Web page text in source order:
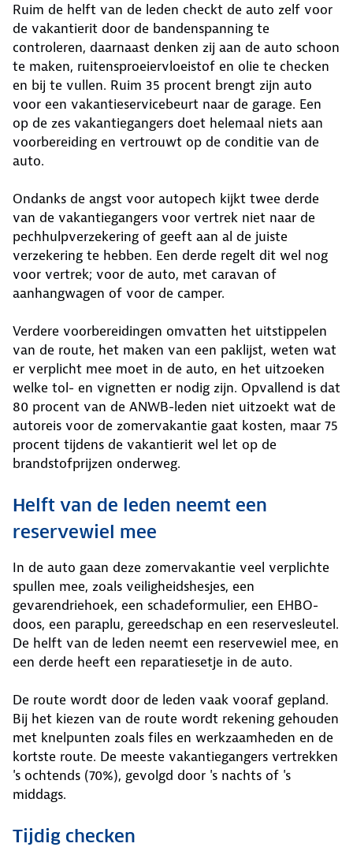
Ruim de helft van de leden checkt de auto zelf voor
de vakantierit door de bandenspanning te
controleren, daarnaast denken zij aan de auto schoon
te maken, ruitensproeiervloeistof en olie te checken
en bij te vullen. Ruim 35 procent brengt zijn auto
voor een vakantieservicebeurt naar de garage. Een
op de zes vakantiegangers doet helemaal niets aan
voorbereiding en vertrouwt op de conditie van de
auto.
Ondanks de angst voor autopech kijkt twee derde
van de vakantiegangers voor vertrek niet naar de
pechhulpverzekering of geeft aan al de juiste
verzekering te hebben. Een derde regelt dit wel nog
voor vertrek; voor de auto, met caravan of
aanhangwagen of voor de camper.
Verdere voorbereidingen omvatten het uitstippelen
van de route, het maken van een paklijst, weten wat
er verplicht mee moet in de auto, en het uitzoeken
welke tol- en vignetten er nodig zijn. Opvallend is dat
80 procent van de ANWB-leden niet uitzoekt wat de
autoreis voor de zomervakantie gaat kosten, maar 75
procent tijdens de vakantierit wel let op de
brandstofprijzen onderweg.
Helft van de leden neemt een
reservewiel mee
In de auto gaan deze zomervakantie veel verplichte
spullen mee, zoals veiligheidshesjes, een
gevarendriehoek, een schadeformulier, een EHBO-
doos, een paraplu, gereedschap en een reservesleutel.
De helft van de leden neemt een reservewiel mee, en
een derde heeft een reparatiesetje in de auto.
De route wordt door de leden vaak vooraf gepland.
Bij het kiezen van de route wordt rekening gehouden
met knelpunten zoals files en werkzaamheden en de
kortste route. De meeste vakantiegangers vertrekken
's ochtends (70%), gevolgd door 's nachts of 's
middags.
Tijdig checken